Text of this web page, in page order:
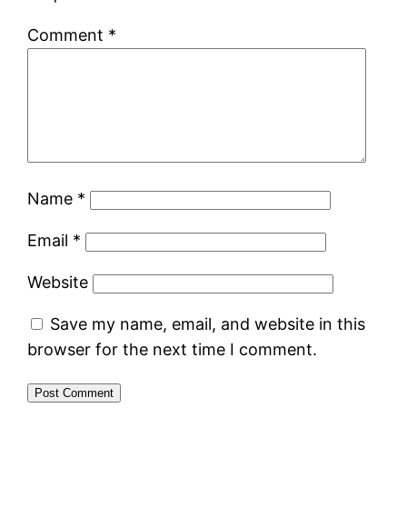
Comment *
Name *
Email *
Website
Save my name, email, and website in this
browser for the next time I comment.